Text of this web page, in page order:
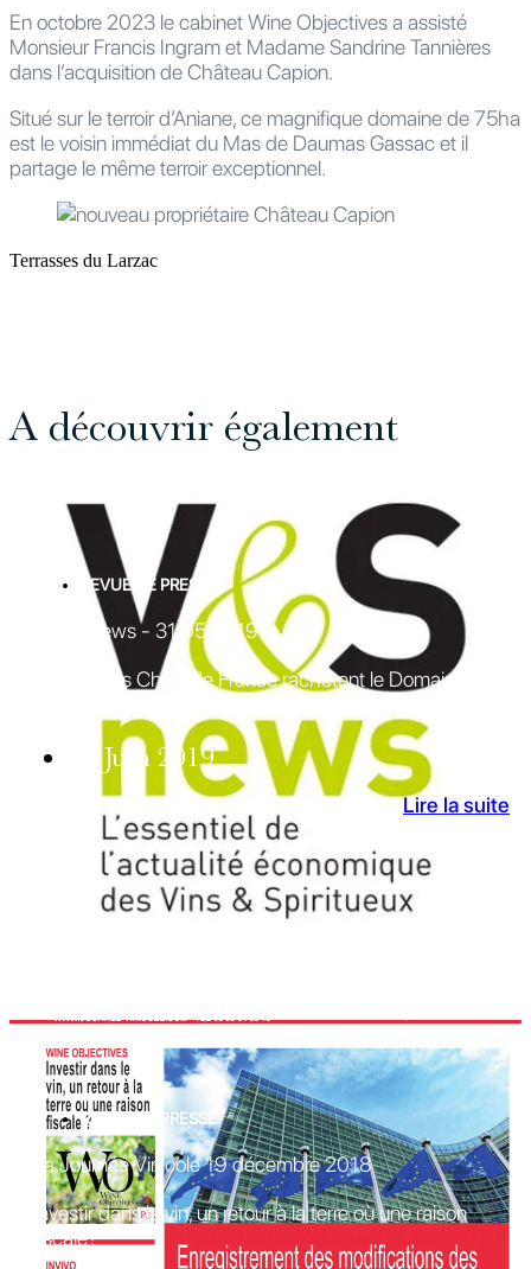
En octobre 2023 le cabinet Wine Objectives a assisté
Monsieur Francis Ingram et Madame Sandrine Tannières
dans l’acquisition de Château Capion.
Situé sur le terroir d’Aniane, ce magnifique domaine de 75ha
est le voisin immédiat du Mas de Daumas Gassac et il
partage le même terroir exceptionnel.
Terrasses du Larzac
A découvrir également
REVUE DE PRESSE
V & S News - 31 05 2019
Les Grands Chais de France rachètent le Domaine du
24 Juin 2019
Lire la suite
REVUE DE PRESSE
La Journée Vinicole 19 décembre 2018
Investir dans le vin, un retour à la terre où une raison
fiscale?